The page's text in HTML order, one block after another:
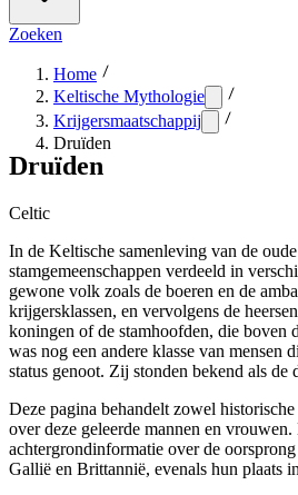
Zoeken
Home
Keltische Mythologie
Krijgersmaatschappij
Druïden
Druïden
Celtic
In de Keltische samenleving van de
stamgemeenschappen verdeeld in
gewone volk zoals de boeren en de
krijgersklassen, en vervolgens de
koningen of de stamhoofden, die boven
was nog een andere klasse van mensen
status genoot. Zij stonden bekend als de
Deze pagina behandelt zowel
over deze geleerde mannen en
achtergrondinformatie over de
Gallië en Brittannië, evenals hun plaats